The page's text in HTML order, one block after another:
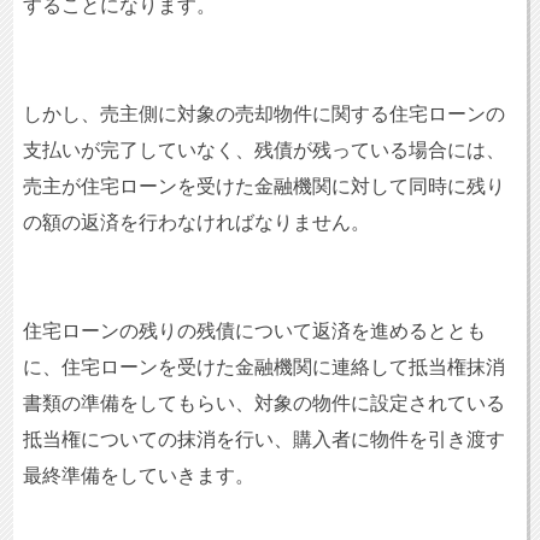
することになります。
しかし、売主側に対象の売却物件に関する住宅ローンの
支払いが完了していなく、残債が残っている場合には、
売主が住宅ローンを受けた金融機関に対して同時に残り
の額の返済を行わなければなりません。
住宅ローンの残りの残債について返済を進めるととも
に、住宅ローンを受けた金融機関に連絡して抵当権抹消
書類の準備をしてもらい、対象の物件に設定されている
抵当権についての抹消を行い、購入者に物件を引き渡す
最終準備をしていきます。